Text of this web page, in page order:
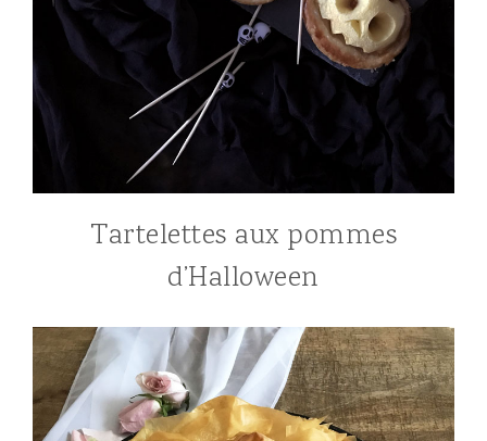
Tartelettes aux pommes
d’Halloween